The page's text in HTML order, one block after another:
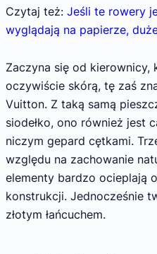
Czytaj też: Jeśli te rowery
wyglądają na papierze,
Zaczyna się od
oczywiście skórą, tę zaś
Vuitton. Z taką samą
siodełko, ono również jest
niczym gepard cętkami.
względu na zachowanie
elementy bardzo ocieplają
konstrukcji. Jednocześnie
złotym łańcuchem.